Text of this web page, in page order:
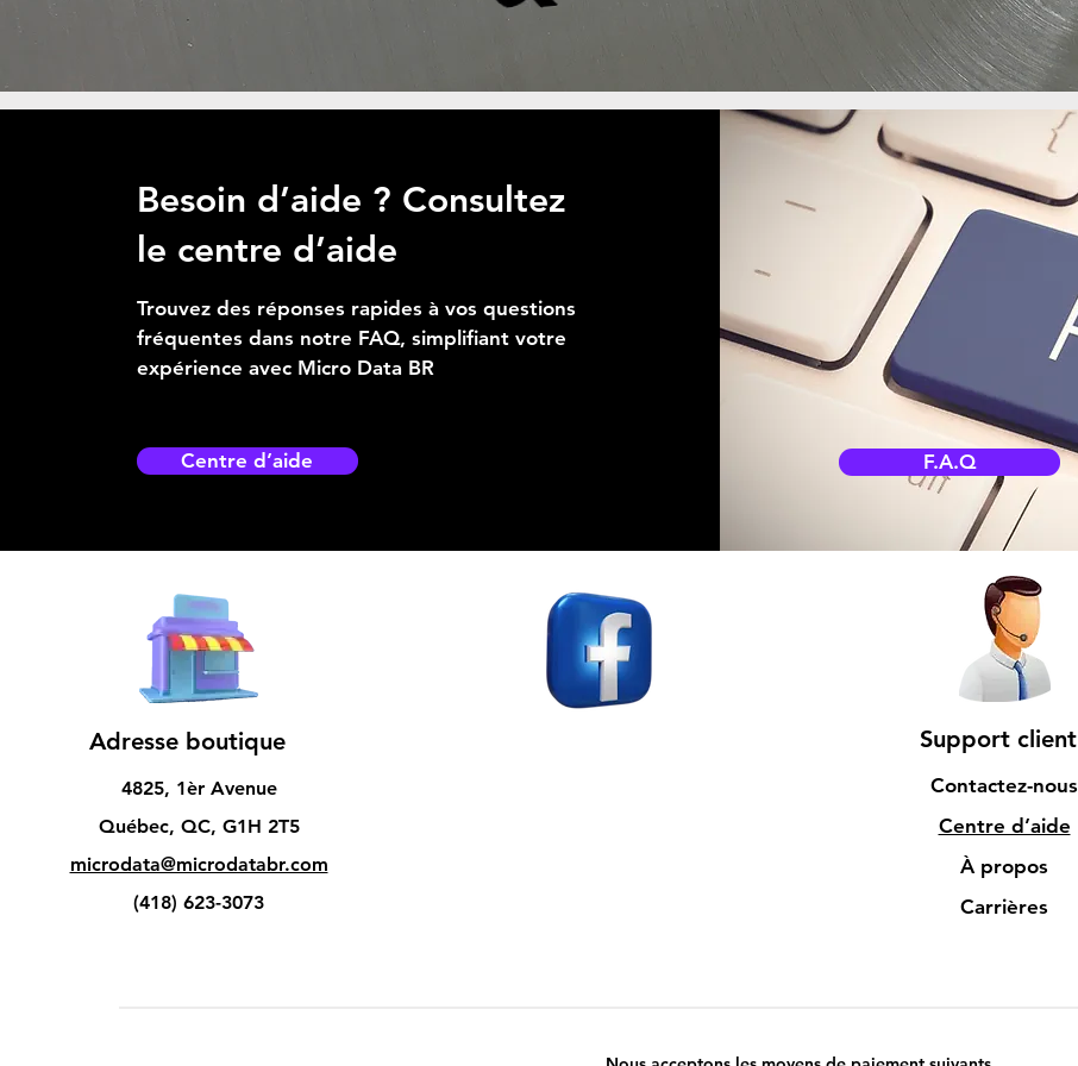
Besoin d’aide ? Consultez
le centre d’aide
Trouvez des réponses rapides à vos questions
fréquentes dans notre FAQ, simplifiant votre
expérience avec Micro Data BR
Centre d’aide F.A.Q
Adresse boutique
4825, 1èr Avenue
Québec, QC, G1H 2T5
microdata@microdatabr.com
(418) 623-3073
Support client
Contactez-nous
Centre d’aide
À propos
Carrières